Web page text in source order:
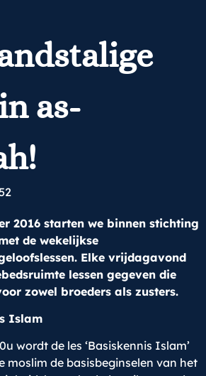
as-
2016 starten we binnen stichting
de wekelijkse
Elke vrijdagavond
lessen gegeven die
zowel broeders als zusters.
Islam
wordt de les ‘Basiskennis Islam’
moslim de basisbeginselen van het